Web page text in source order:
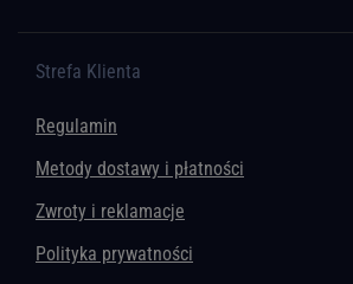
Strefa Klienta
Regulamin
Metody dostawy i płatności
Zwroty i reklamacje
Polityka prywatności